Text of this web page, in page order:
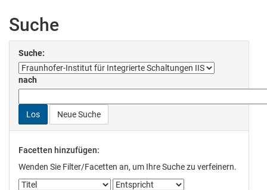
Suche
Suche:
nach
Neue Suche
Facetten hinzufügen:
Wenden Sie Filter/Facetten an, um Ihre Suche zu verfeinern.